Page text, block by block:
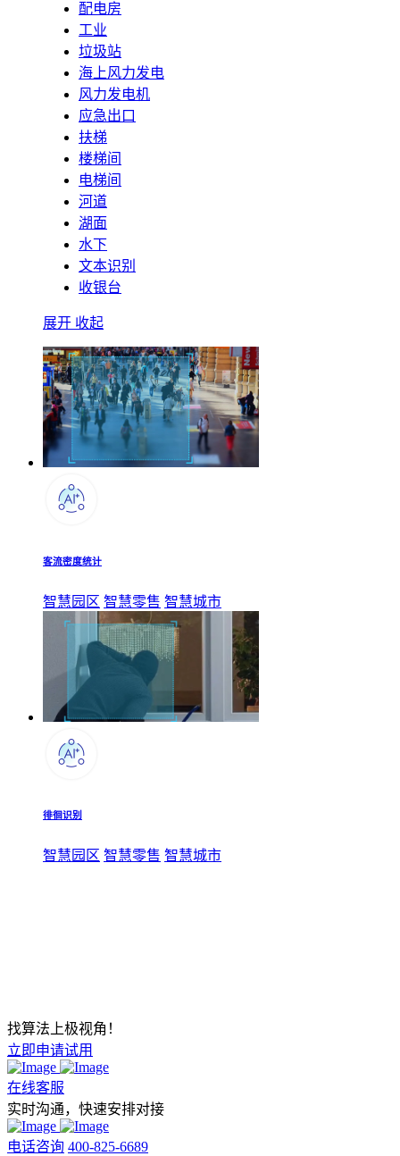
配电房
工业
垃圾站
海上风力发电
风力发电机
应急出口
扶梯
楼梯间
电梯间
河道
湖面
水下
文本识别
收银台
展开 收起
客流密度统计
智慧园区 智慧零售 智慧城市
徘徊识别
智慧园区 智慧零售 智慧城市
找算法上极视角！
立即申请试用
在线客服
实时沟通，快速安排对接
电话咨询 400-825-6689